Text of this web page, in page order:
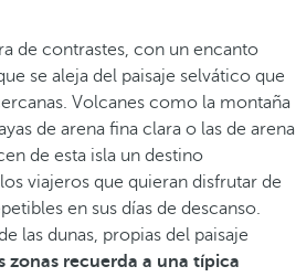
de contrastes, con un encanto
se aleja del paisaje selvático que
Volcanes como la montaña
de arena fina clara o las de arena
de esta isla un destino
viajeros que quieran disfrutar de
en sus días de descanso.
las dunas, propias del paisaje
zonas recuerda a una típica